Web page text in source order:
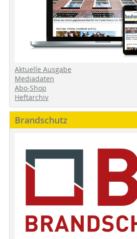
Aktuelle Ausgabe
Mediadaten
Abo-Shop
Heftarchiv
Brandschutz